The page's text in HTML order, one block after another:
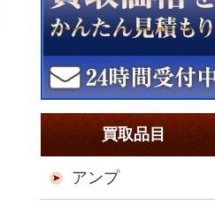
買取品目
アンプ